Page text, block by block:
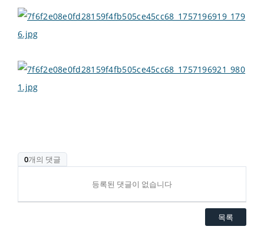
0개의 댓글
등록된 댓글이 없습니다
목록